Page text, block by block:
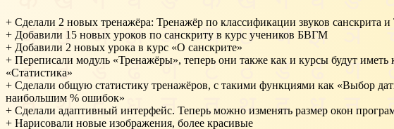
+ Сделали 2 новых тренажёра: Тренажёр по классификации звуков санскрита
+ Добавили 15 новых уроков по санскриту в курс учеников БВГМ
+ Добавили 2 новых урока в курс «О санскрите»
+ Переписали модуль «Тренажёры», теперь они также как и курсы будут
«Статистика»
+ Сделали общую статистику тренажёров, с такими функциями как «Выбор
наибольшим % ошибок»
+ Сделали адаптивный интерфейс. Теперь можно изменять размер окон
+ Нарисовали новые изображения, более красивые